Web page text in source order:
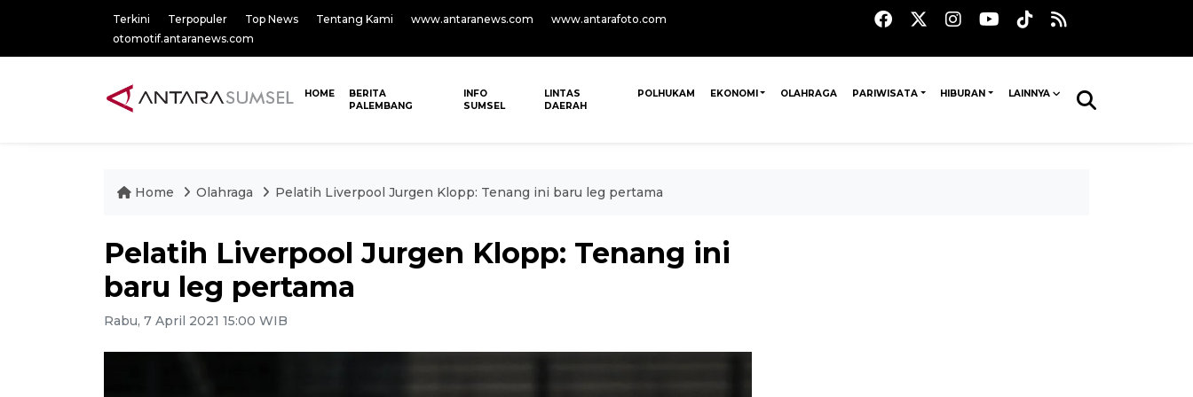
Terkini Terpopuler Top News Tentang Kami www.antaranews.com
www.antarafoto.com
otomotif.antaranews.com
HOME
BERITA
PALEMBANG
INFO
SUMSEL
LINTAS
DAERAH
POLHUKAM EKONOMI OLAHRAGA PARIWISATA HIBURAN LAINNYA
Home Olahraga Pelatih Liverpool Jurgen Klopp: Tenang ini baru leg pertama
Pelatih Liverpool Jurgen Klopp: Tenang ini
baru leg pertama
Rabu, 7 April 2021 15:00 WIB